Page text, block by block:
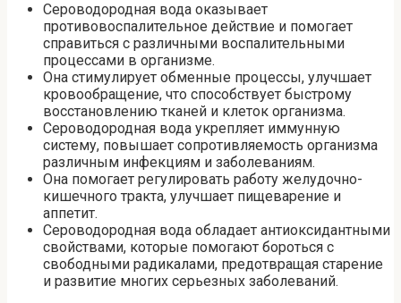
Сероводородная вода оказывает
противовоспалительное действие и помогает
справиться с различными воспалительными
процессами в организме.
Она стимулирует обменные процессы, улучшает
кровообращение, что способствует быстрому
восстановлению тканей и клеток организма.
Сероводородная вода укрепляет иммунную
систему, повышает сопротивляемость организма
различным инфекциям и заболеваниям.
Она помогает регулировать работу желудочно-
кишечного тракта, улучшает пищеварение и
аппетит.
Сероводородная вода обладает антиоксидантными
свойствами, которые помогают бороться с
свободными радикалами, предотвращая старение
и развитие многих серьезных заболеваний.